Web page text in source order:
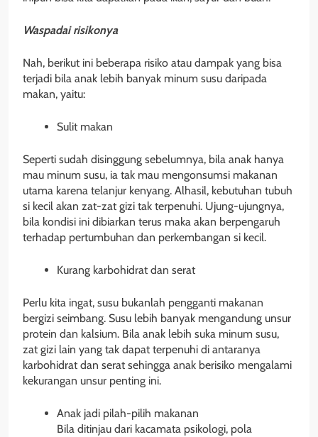
Waspadai risikonya
Nah, berikut ini beberapa risiko atau dampak yang bisa
terjadi bila anak lebih banyak minum susu daripada
makan, yaitu:
Sulit makan
Seperti sudah disinggung sebelumnya, bila anak hanya
mau minum susu, ia tak mau mengonsumsi makanan
utama karena telanjur kenyang. Alhasil, kebutuhan tubuh
si kecil akan zat-zat gizi tak terpenuhi. Ujung-ujungnya,
bila kondisi ini dibiarkan terus maka akan berpengaruh
terhadap pertumbuhan dan perkembangan si kecil.
Kurang karbohidrat dan serat
Perlu kita ingat, susu bukanlah pengganti makanan
bergizi seimbang. Susu lebih banyak mengandung unsur
protein dan kalsium. Bila anak lebih suka minum susu,
zat gizi lain yang tak dapat terpenuhi di antaranya
karbohidrat dan serat sehingga anak berisiko mengalami
kekurangan unsur penting ini.
Anak jadi pilah-pilih makanan
Bila ditinjau dari kacamata psikologi, pola